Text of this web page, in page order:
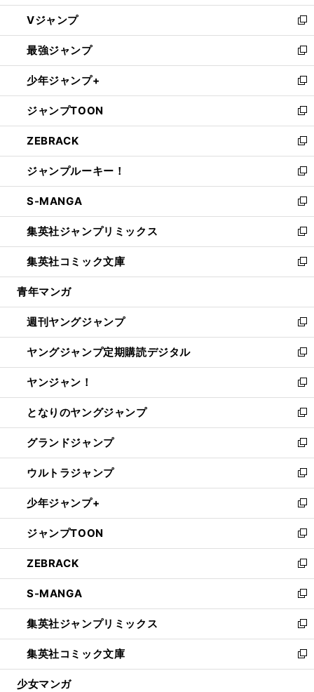
ウ
ィ
ン
ド
ウ
で
開
く
し
い
ウ
ィ
ン
ド
ウ
で
開
く
Vジャンプ
新
し
い
ウ
ィ
ン
ド
ウ
で
開
く
最強ジャンプ
新
し
い
ウ
ィ
ン
ド
ウ
で
開
く
少年ジャンプ+
新
し
い
ウ
ィ
ン
ド
ウ
で
開
く
ジャンプTOON
新
し
い
ウ
ィ
ン
ド
ウ
で
開
く
ZEBRACK
新
し
い
ウ
ィ
ン
ド
ウ
で
開
ジャンプルーキー！
新
し
い
ウ
ィ
ン
ド
ウ
開
く
S-MANGA
新
し
い
ウ
ィ
ン
ウ
で
開
く
集英社ジャンプリミックス
新
し
い
ウ
ン
ド
ウ
で
開
く
集英社コミック文庫
新
し
ウ
ィ
ン
ド
ウ
で
開
く
青年マンガ
週刊ヤングジャンプ
新
し
い
ウ
ィ
ン
ド
ウ
で
開
く
ヤングジャンプ定期購読デジタル
新
し
い
ウ
ィ
ン
ド
ウ
で
開
く
ヤンジャン！
新
し
い
ウ
ィ
ン
ド
ウ
で
開
く
となりのヤングジャンプ
新
し
い
ウ
ィ
ン
ド
ウ
で
開
く
グランドジャンプ
新
し
い
ウ
ィ
ン
ド
ウ
で
開
く
ウルトラジャンプ
新
し
い
ウ
ィ
ン
ド
ウ
で
開
く
少年ジャンプ+
新
し
い
ウ
ィ
ン
ド
ウ
で
開
く
ジャンプTOON
新
し
い
ウ
ィ
ン
ド
ウ
で
開
ZEBRACK
新
し
い
ウ
ィ
ン
ド
ウ
S-MANGA
新
し
い
ウ
ィ
ン
集英社ジャンプリミックス
新
し
い
ウ
集英社コミック文庫
新
し
少女マンガ